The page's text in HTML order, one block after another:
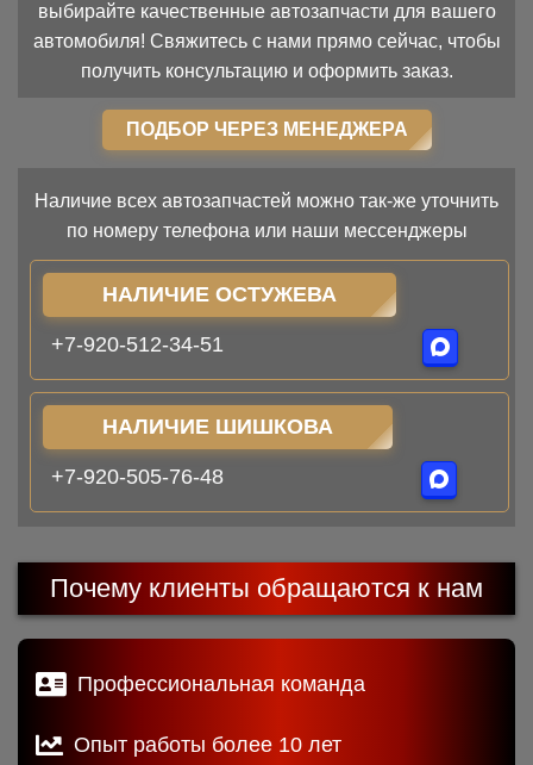
выбирайте качественные автозапчасти для вашего
автомобиля! Свяжитесь с нами прямо сейчас, чтобы
получить консультацию и оформить заказ.
ПОДБОР ЧЕРЕЗ МЕНЕДЖЕРА
Наличие всех автозапчастей можно так-же уточнить
по номеру телефона или наши мессенджеры
НАЛИЧИЕ ОСТУЖЕВА
+7-920-512-34-51
НАЛИЧИЕ ШИШКОВА
+7-920-505-76-48
Почему клиенты обращаются к нам
Профессиональная команда
Опыт работы более 10 лет